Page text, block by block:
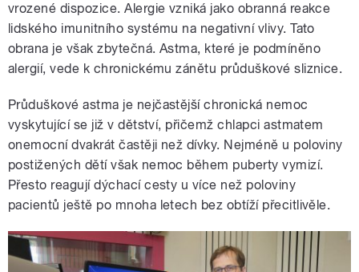
vrozené dispozice. Alergie vzniká jako obranná reakce
lidského imunitního systému na negativní vlivy. Tato
obrana je však zbytečná. Astma, které je podmíněno
alergií, vede k chronickému zánětu průduškové sliznice.
Průduškové astma je nejčastější chronická nemoc
vyskytující se již v dětství, přičemž chlapci astmatem
onemocní dvakrát častěji než dívky. Nejméně u poloviny
postižených dětí však nemoc během puberty vymizí.
Přesto reagují dýchací cesty u více než poloviny
pacientů ještě po mnoha letech bez obtíží přecitlivěle.